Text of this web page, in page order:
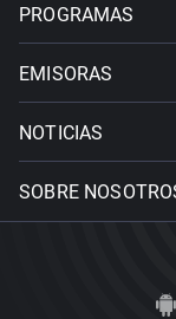
PROGRAMAS
EMISORAS
NOTICIAS
SOBRE